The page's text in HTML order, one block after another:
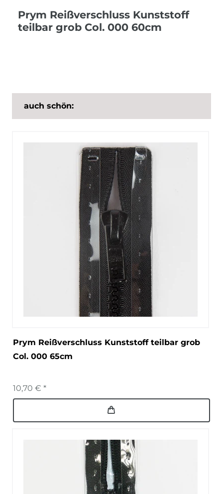
Prym Reißverschluss Kunststoff
teilbar grob Col. 000 60cm
auch schön:
Prym Reißverschluss Kunststoff teilbar grob
Col. 000 65cm
10,70 € *